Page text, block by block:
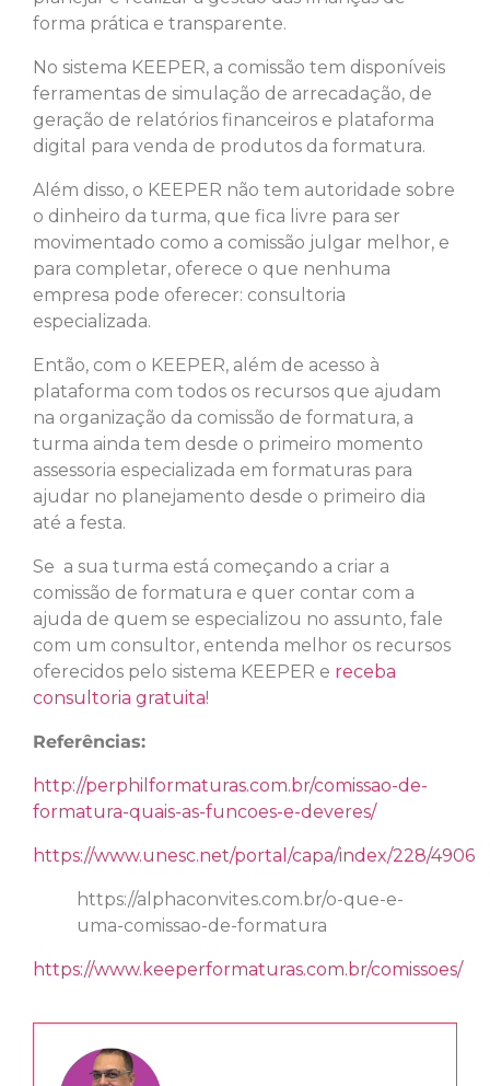
forma prática e transparente.
No sistema KEEPER, a comissão tem disponíveis
ferramentas de simulação de arrecadação, de
geração de relatórios financeiros e plataforma
digital para venda de produtos da formatura.
Além disso, o KEEPER não tem autoridade sobre
o dinheiro da turma, que fica livre para ser
movimentado como a comissão julgar melhor, e
para completar, oferece o que nenhuma
empresa pode oferecer: consultoria
especializada.
Então, com o KEEPER, além de acesso à
plataforma com todos os recursos que ajudam
na organização da comissão de formatura, a
turma ainda tem desde o primeiro momento
assessoria especializada em formaturas para
ajudar no planejamento desde o primeiro dia
até a festa.
Se a sua turma está começando a criar a
comissão de formatura e quer contar com a
ajuda de quem se especializou no assunto, fale
com um consultor, entenda melhor os recursos
oferecidos pelo sistema KEEPER e receba
consultoria gratuita!
Referências:
http://perphilformaturas.com.br/comissao-de-
formatura-quais-as-funcoes-e-deveres/
https://www.unesc.net/portal/capa/index/228/4906
https://alphaconvites.com.br/o-que-e-
uma-comissao-de-formatura
https://www.keeperformaturas.com.br/comissoes/